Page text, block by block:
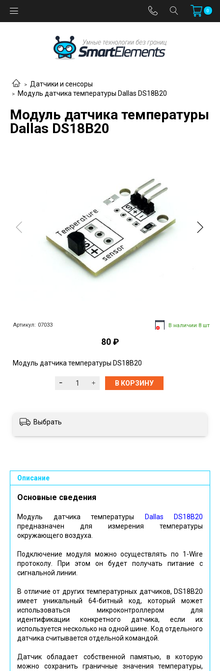
0
Датчики и сенсоры
Модуль датчика температуры Dallas DS18B20
Модуль датчика температуры
Dallas DS18B20
Артикул: 07033 В наличии 8 шт
80 ₽
Модуль датчика температуры DS18B20
В КОРЗИНУ
Выбрать
Описание
Основные сведения
Модуль датчика температуры
Dallas DS18B20
предназначен для измерения температуры
окружающего воздуха.
Подключение модуля можно осуществлять по 1-Wire
протоколу. При этом он будет получать питание с
сигнальной линии.
В отличие от других температурных датчиков, DS18B20
имеет уникальный 64-битный код, который может
использоваться микроконтроллером для
идентификации конкретного датчика, если их
используется несколько на одной шине. Код отдельного
датчика считывается отдельной командой.
Датчик обладает собственной памятью, в которую
можно сохранить граничные значения температуры,